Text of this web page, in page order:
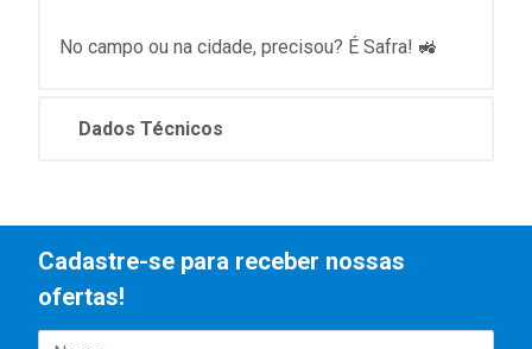
No campo ou na cidade, precisou? É Safra! 🚜
Dados Técnicos
Cadastre-se para receber nossas
ofertas!